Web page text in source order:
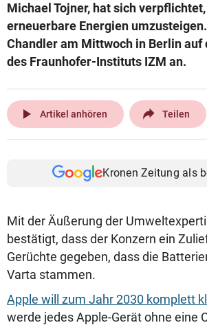
Michael Tojner, hat sich
erneuerbare Energien
Chandler am Mittwoch in Berlin auf
des Fraunhofer-Instituts IZM an.
play_arrow Artikel anhören Teilen
Kronen Zeitung als
Mit der Äußerung der
bestätigt, dass der Konzern ein
Gerüchte gegeben, dass die
Varta stammen.
Apple will zum Jahr 2030 komplett
werde jedes Apple-Gerät ohne eine